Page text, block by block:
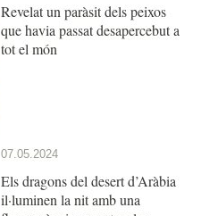
Revelat un paràsit dels peixos
que havia passat desapercebut a
tot el món
07.05.2024
Els dragons del desert d’Aràbia
il·luminen la nit amb una